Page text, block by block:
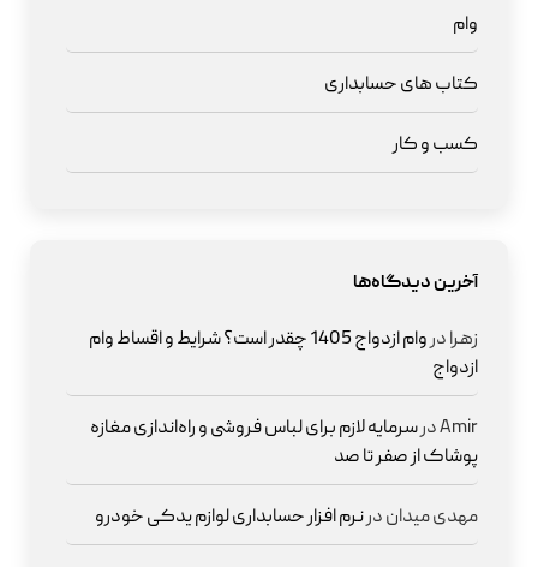
وام
کتاب های حسابداری
کسب و کار
آخرین دیدگاه‌ها
زهرادر
وام ازدواج 1405 چقدر است؟ شرایط و اقساط وام
ازدواج
Amirدرسرمایه لازم برای لباس فروشی و راه‌اندازی مغازه
پوشاک از صفر تا صد
مهدی میداندرنرم افزار حسابداری لوازم یدکی خودرو